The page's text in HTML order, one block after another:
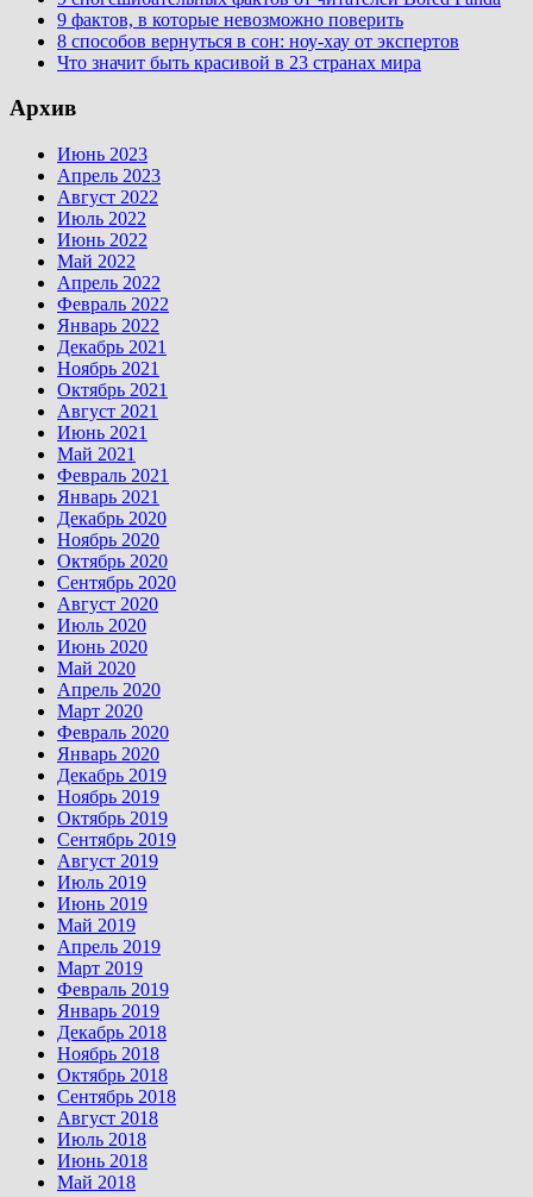
9 фактов, в которые невозможно поверить
8 способов вернуться в сон: ноу-хау от экспертов
Что значит быть красивой в 23 странах мира
Архив
Июнь 2023
Апрель 2023
Август 2022
Июль 2022
Июнь 2022
Май 2022
Апрель 2022
Февраль 2022
Январь 2022
Декабрь 2021
Ноябрь 2021
Октябрь 2021
Август 2021
Июнь 2021
Май 2021
Февраль 2021
Январь 2021
Декабрь 2020
Ноябрь 2020
Октябрь 2020
Сентябрь 2020
Август 2020
Июль 2020
Июнь 2020
Май 2020
Апрель 2020
Март 2020
Февраль 2020
Январь 2020
Декабрь 2019
Ноябрь 2019
Октябрь 2019
Сентябрь 2019
Август 2019
Июль 2019
Июнь 2019
Май 2019
Апрель 2019
Март 2019
Февраль 2019
Январь 2019
Декабрь 2018
Ноябрь 2018
Октябрь 2018
Сентябрь 2018
Август 2018
Июль 2018
Июнь 2018
Май 2018